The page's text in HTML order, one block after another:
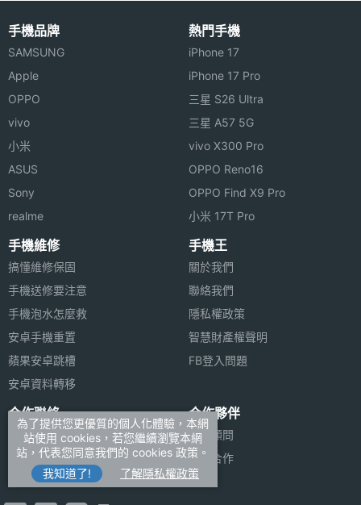
手機品牌
SAMSUNG
Apple
OPPO
vivo
小米
ASUS
Sony
realme
熱門手機
iPhone 17
iPhone 17 Pro
三星 S26 Ultra
三星 A57 5G
vivo X300 Pro
OPPO Reno16
OPPO Find X9 Pro
小米 17T Pro
手機維修
搞懂維修保固
手機送修要注意
手機泡水怎麼救
安卓手機重置
蘋果安卓跳槽
安卓資料轉移
手機王
關於我們
聯絡我們
隱私權政策
智慧財產權聲明
FB登入問題
合作聯絡
廣告刊登
加入商店報價
新聞聯絡
合作夥伴
法律顧問
媒體合作
為了提供您更優質的個人化體驗，本網
站使用 cookies，若您繼續瀏覽本網
站，代表您同意我們的 cookies 政策。
我知道了!
了解隱私權政策